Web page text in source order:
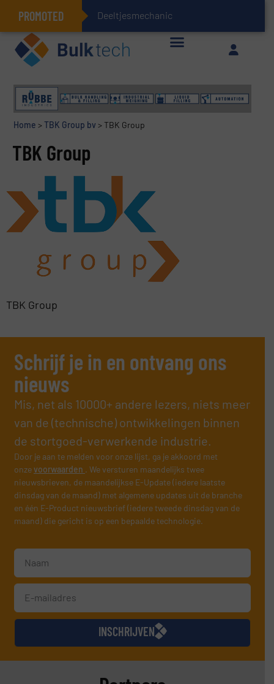
PROMOTED Deeltjesmechanica en kra
Home >TBK Group bv>TBK Group
TBK Group
TBK Group
Schrijf je in en ontvang ons
nieuws
Mis, net als 10000+ andere lezers, niets meer
van de (technische) ontwikkelingen binnen
de stortgoed-verwerkende industrie.
Door je aan te melden voor onze lijst, ga je akkoord met
onzevoorwaarden . We versturen maandelijks twee
nieuwsbrieven, de maandelijkse E-Update (iedere laatste
dinsdag van de maand) met algemene updates uit de branche
en één E-Product nieuwsbrief (iedere tweede dinsdag van de
maand) die gericht is op een bepaalde technologie.
INSCHRIJVEN